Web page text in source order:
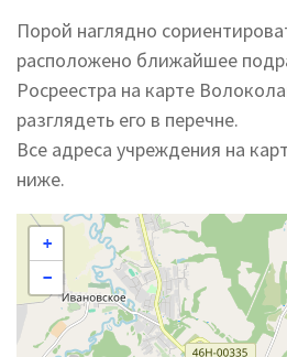
Порой наглядно
расположено ближайшее
Росреестра на карте
разглядеть его в перечне.
Все адреса учреждения на
ниже.
+
−